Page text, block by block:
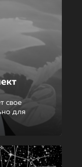
свое
для